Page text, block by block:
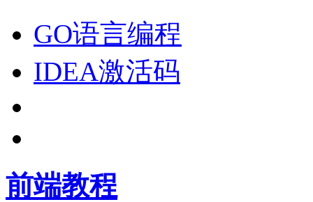
GO语言编程
IDEA激活码
前端教程